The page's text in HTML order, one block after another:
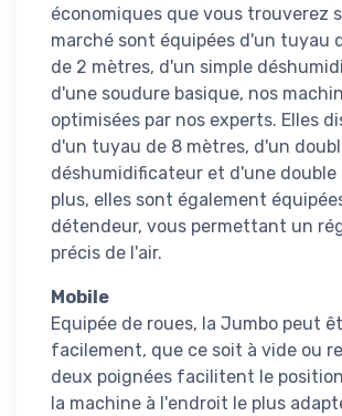
économiques que vous trouverez
marché sont équipées d'un tuyau
de 2 mètres, d'un simple
d'une soudure basique, nos
optimisées par nos experts. Elles
d'un tuyau de 8 mètres, d'un
déshumidificateur et d'une double
plus, elles sont également
détendeur, vous permettant un
précis de l'air.
Mobile
Equipée de roues, la Jumbo peut
facilement, que ce soit à vide ou
deux poignées facilitent le
la machine à l'endroit le plus